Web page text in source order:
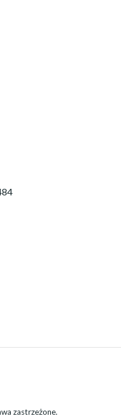
zastrzeżone.